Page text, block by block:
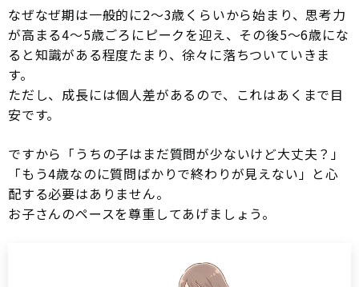
なぜなぜ期は一般的に2〜3歳くらいから始まり、思考力
が高まる4〜5歳ごろにピークを迎え、その後5〜6歳にな
ると知識がある程度たまり、徐々に落ちついていきま
す。
ただし、成長には個人差があるので、これはあくまで目
安です。
ですから「うちの子はまだ質問が少ないけど大丈夫？」
「もう4歳なのに質問ばかりで終わりが見えない」と心
配する必要はありません。
お子さんのペースを尊重してあげましょう。